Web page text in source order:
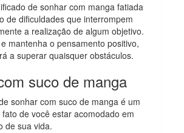
de sonhar com manga fatiada
de dificuldades que interrompem
a realização de algum objetivo.
mantenha o pensamento positivo,
a superar quaisquer obstáculos.
suco de manga
sonhar com suco de manga é um
de você estar acomodado em
de sua vida.